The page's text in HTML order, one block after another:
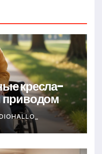
кресла-
приводом